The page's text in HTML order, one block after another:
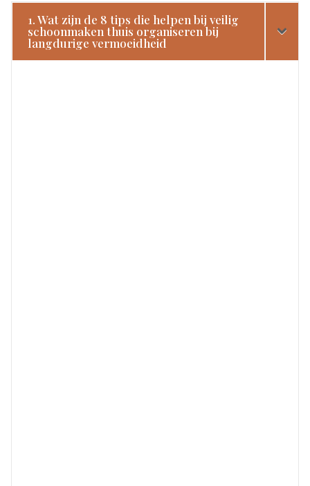
1. Wat zijn de 8 tips die helpen bij veilig
schoonmaken thuis organiseren bij
langdurige vermoeidheid